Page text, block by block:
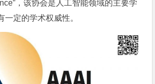
，该协会是人工智能领域的主要学
一定的学术权威性。